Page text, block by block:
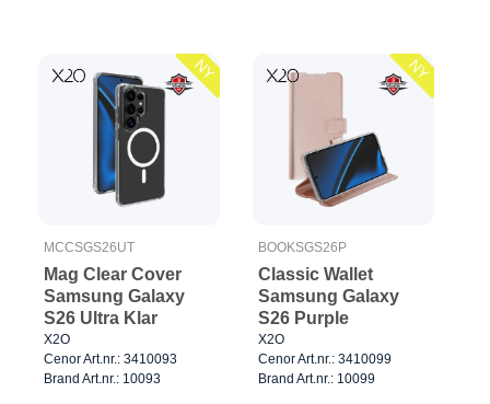
NY
MCCSGS26UT
Mag Clear Cover
Samsung Galaxy
S26 Ultra Klar
X2O
Cenor Art.nr.: 3410093
Brand Art.nr.: 10093
NY
BOOKSGS26P
Classic Wallet
Samsung Galaxy
S26 Purple
X2O
Cenor Art.nr.: 3410099
Brand Art.nr.: 10099